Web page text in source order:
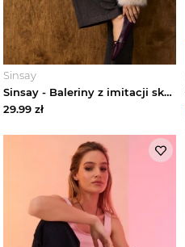
Sinsay
Sinsay - Baleriny z imitacji skóry - bordowy
29.99 zł